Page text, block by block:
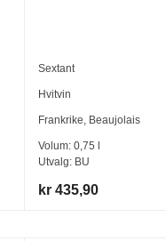
Sextant
Hvitvin
Frankrike, Beaujolais
Volum:0,75
Utvalg: BU
kr 435,90